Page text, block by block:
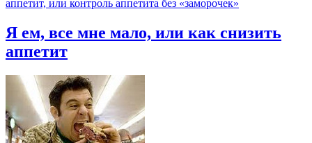
аппетит, или контроль аппетита без «заморочек»
Я ем, все мне мало, или как снизить
аппетит